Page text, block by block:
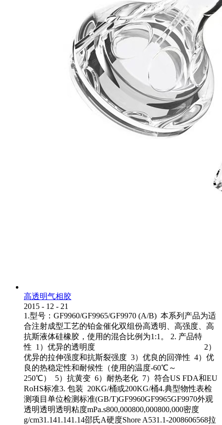
高透明气相胶
2015 - 12 - 21
1.型号：GF9960/GF9965/GF9970 (A/B) 本系列产品为适
合注射成型工艺的铂金催化双组份高透明、高强度、高
抗斯液体硅橡胶，使用的混合比例为1:1。 2. 产品特
性 1）优异的透明度 2）
优异的拉伸强度和抗斯裂强度 3）优良的回弹性 4）优
良的热稳定性和耐候性（使用的温度-60℃～
250℃） 5）抗黄变 6）耐热老化 7）符合US FDA和EU
RoHS标准3. 包装 20KG/桶或200KG/桶4.典型物性表检
测项目单位检测标准(GB/T)GF9960GF9965GF9970外观
透明透明透明粘度mPa.s800,000800,000800,000密度
g/cm31.141.141.14邵氏A硬度Shore A531.1-2008606568拉